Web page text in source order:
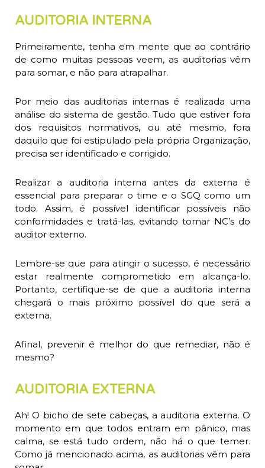
AUDITORIA INTERNA
Primeiramente, tenha em mente que ao contrário
de como muitas pessoas veem, as auditorias vêm
para somar, e não para atrapalhar.
Por meio das auditorias internas é realizada uma
análise do sistema de gestão. Tudo que estiver fora
dos requisitos normativos, ou até mesmo, fora
daquilo que foi estipulado pela própria Organização,
precisa ser identificado e corrigido.
Realizar a auditoria interna antes da externa é
essencial para preparar o time e o SGQ como um
todo. Assim, é possível identificar possíveis não
conformidades e tratá-las, evitando tomar NC’s do
auditor externo.
Lembre-se que para atingir o sucesso, é necessário
estar realmente comprometido em alcança-lo.
Portanto, certifique-se de que a auditoria interna
chegará o mais próximo possível do que será a
externa.
Afinal, prevenir é melhor do que remediar, não é
mesmo?
AUDITORIA EXTERNA
Ah! O bicho de sete cabeças, a auditoria externa. O
momento em que todos entram em pânico, mas
calma, se está tudo ordem, não há o que temer.
Como já mencionado acima, as auditorias vêm para